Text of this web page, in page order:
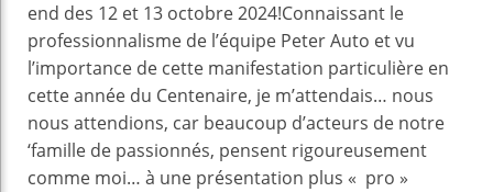
end des 12 et 13 octobre 2024!Connaissant le
professionnalisme de l’équipe Peter Auto et vu
l’importance de cette manifestation particulière en
cette année du Centenaire, je m’attendais… nous
nous attendions, car beaucoup d’acteurs de notre
‘famille de passionnés, pensent rigoureusement
comme moi… à une présentation plus « pro »